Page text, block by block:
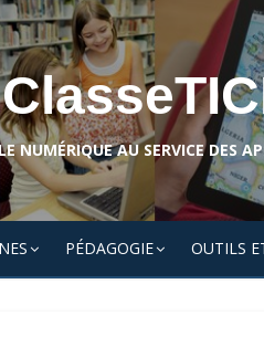
LE NUMÉRIQUE AU SERVICE DES
PÉDAGOGIE OUTILS